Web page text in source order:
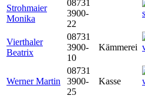
Strohmaier
Monika
08731
3900-
22
Vierthaler
Beatrix
08731
3900-
10
Kämmerei
Werner Martin
08731
3900-
25
Kasse